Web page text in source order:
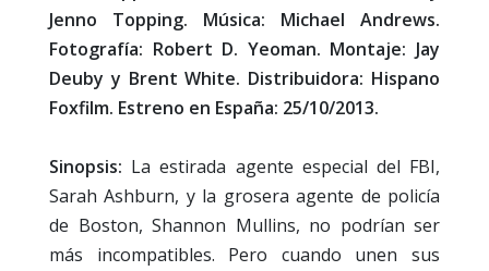
Jenno Topping. Música: Michael Andrews.
Fotografía: Robert D. Yeoman. Montaje: Jay
Deuby y Brent White. Distribuidora: Hispano
Foxfilm. Estreno en España: 25/10/2013.
Sinopsis: La estirada agente especial del FBI,
Sarah Ashburn, y la grosera agente de policía
de Boston, Shannon Mullins, no podrían ser
más incompatibles. Pero cuando unen sus